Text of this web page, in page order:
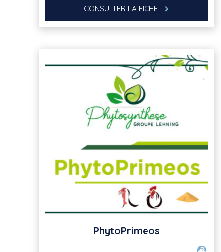
CONSULTER LA FICHE
PhytoPrimeos